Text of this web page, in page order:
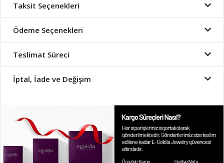
Taksit Seçenekleri
Ödeme Seçenekleri
Teslimat Süreci
İptal, İade ve Değişim